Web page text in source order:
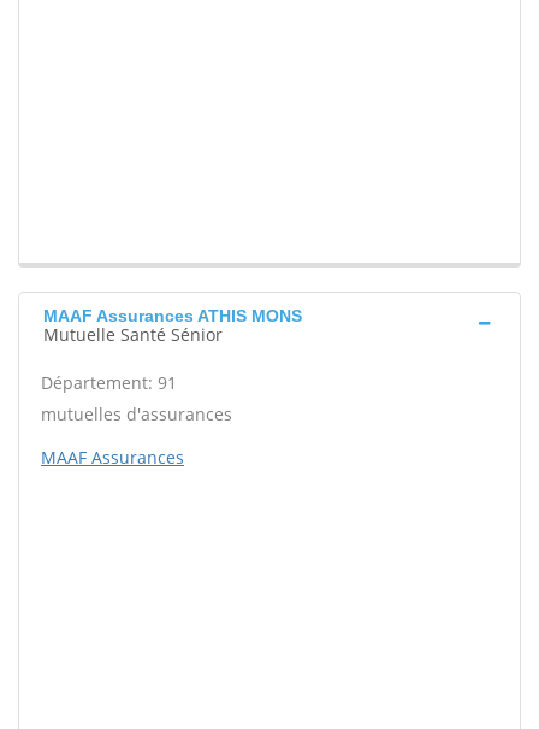
MAAF Assurances ATHIS MONS
Mutuelle Santé Sénior
Département: 91
mutuelles d'assurances
MAAF Assurances